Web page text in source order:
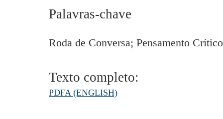
Palavras-chave
Roda de Conversa; Pensamento
Texto completo:
PDFA (ENGLISH)